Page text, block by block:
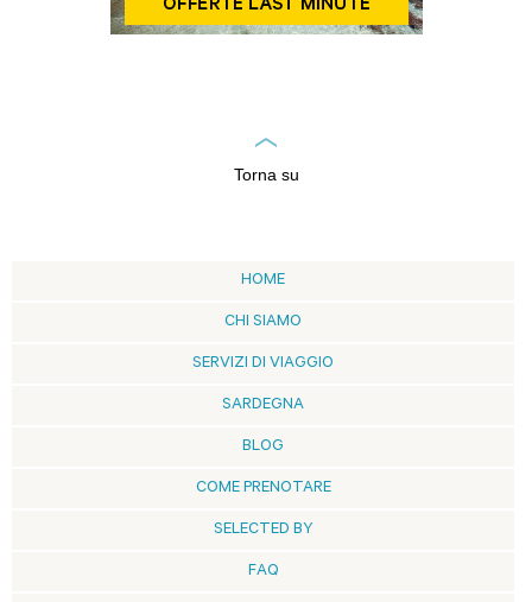
Torna su
HOME
CHI SIAMO
SERVIZI DI VIAGGIO
SARDEGNA
BLOG
COME PRENOTARE
SELECTED BY
FAQ